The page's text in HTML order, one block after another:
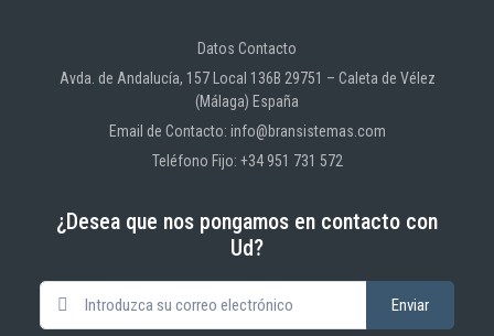
Datos Contacto
Avda. de Andalucía, 157 Local 136B 29751 – Caleta de Vélez
(Málaga) España
Email de Contacto: info@bransistemas.com
Teléfono Fijo: +34 951 731 572
¿Desea que nos pongamos en contacto con
Ud?